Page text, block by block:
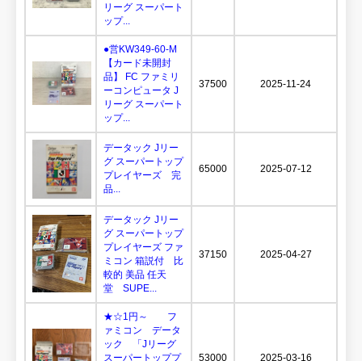
リーグ スーパート
ップ...
●営KW349-60-M
【カード未開封
品】 FC ファミリ
ーコンピュータ J
リーグ スーパート
ップ...
37500 2025-11-24
データック Jリー
グ スーパートップ
プレイヤーズ 完
品...
65000 2025-07-12
データック Jリー
グ スーパートップ
プレイヤーズ ファ
ミコン 箱説付 比
較的 美品 任天
堂 SUPE...
37150 2025-04-27
★☆1円～ フ
ァミコン データ
ック 「Jリーグ
スーパートッププ
53000 2025-03-16